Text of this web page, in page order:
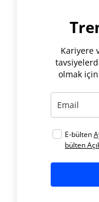
Kariyere
olmak
E-bülten
bülten